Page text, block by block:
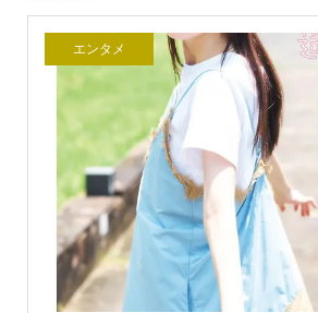
エンタメ